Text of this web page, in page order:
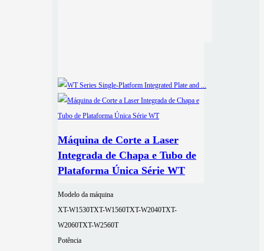
Máquina de Corte a Laser
Integrada de Chapa e Tubo de
Plataforma Única Série WT
Modelo da máquina
XT-W1530TXT-W1560TXT-W2040TXT-
W2060TXT-W2560T
Potência